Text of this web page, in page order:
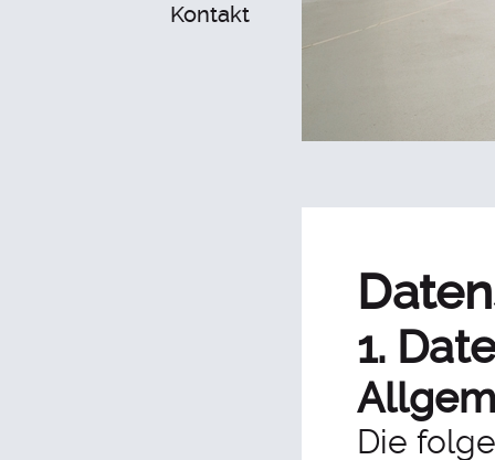
Kontakt
1.
Die